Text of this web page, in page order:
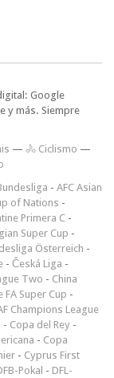
Google
y más. Siempre
— 🚴 Ciclismo —
- AFC Asian
of Nations -
Primera C -
Super Cup -
Österreich -
- Česká Liga -
Two - China
FA Super Cup -
Champions League
- Copa del Rey -
- Copa
- Cyprus First
Pokal - DFL-